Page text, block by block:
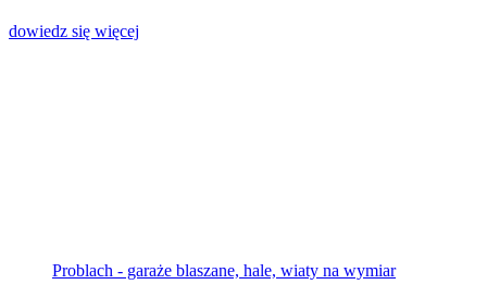
dowiedz się więcej
Problach - garaże blaszane, hale, wiaty na wymiar